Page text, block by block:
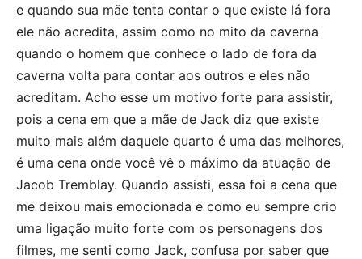
e quando sua mãe tenta contar o que existe lá fora
ele não acredita, assim como no mito da caverna
quando o homem que conhece o lado de fora da
caverna volta para contar aos outros e eles não
acreditam. Acho esse um motivo forte para assistir,
pois a cena em que a mãe de Jack diz que existe
muito mais além daquele quarto é uma das melhores,
é uma cena onde você vê o máximo da atuação de
Jacob Tremblay. Quando assisti, essa foi a cena que
me deixou mais emocionada e como eu sempre crio
uma ligação muito forte com os personagens dos
filmes, me senti como Jack, confusa por saber que